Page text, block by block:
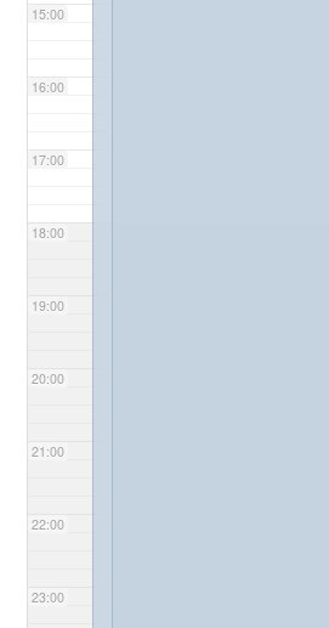
15:00
16:00
17:00
18:00
19:00
20:00
21:00
22:00
23:00